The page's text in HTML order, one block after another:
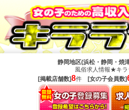
静岡地区(浜松・静岡・焼
風俗求人情報★キラ
[掲載店舗数]8件 [女の子会員数]